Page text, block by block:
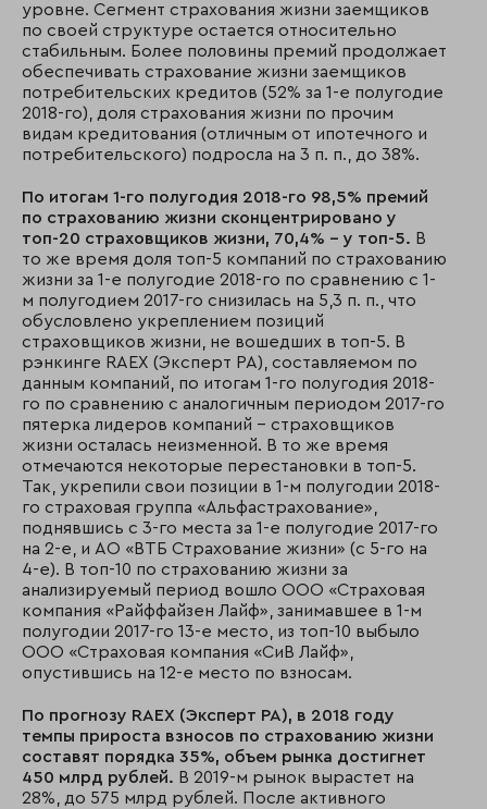
уровне. Сегмент страхования жизни заемщиков
по своей структуре остается относительно
стабильным. Более половины премий продолжает
обеспечивать страхование жизни заемщиков
потребительских кредитов (52% за 1-е полугодие
2018-го), доля страхования жизни по прочим
видам кредитования (отличным от ипотечного и
потребительского) подросла на 3 п. п., до 38%.
По итогам 1-го полугодия 2018-го 98,5% премий
по страхованию жизни сконцентрировано у
топ-20 страховщиков жизни, 70,4% – у топ-5. В
то же время доля топ-5 компаний по страхованию
жизни за 1-е полугодие 2018-го по сравнению с 1-
м полугодием 2017-го снизилась на 5,3 п. п., что
обусловлено укреплением позиций
страховщиков жизни, не вошедших в топ-5. В
рэнкинге RAEX (Эксперт РА), составляемом по
данным компаний, по итогам 1-го полугодия 2018-
го по сравнению с аналогичным периодом 2017-го
пятерка лидеров компаний – страховщиков
жизни осталась неизменной. В то же время
отмечаются некоторые перестановки в топ-5.
Так, укрепили свои позиции в 1-м полугодии 2018-
го страховая группа «Альфастрахование»,
поднявшись с 3-го места за 1-е полугодие 2017-го
на 2-е, и АО «ВТБ Страхование жизни» (с 5-го на
4-е). В топ-10 по страхованию жизни за
анализируемый период вошло ООО «Страховая
компания «Райффайзен Лайф», занимавшее в 1-м
полугодии 2017-го 13-е место, из топ-10 выбыло
ООО «Страховая компания «СиВ Лайф»,
опустившись на 12-е место по взносам.
По прогнозу RAEX (Эксперт РА), в 2018 году
темпы прироста взносов по страхованию жизни
составят порядка 35%, объем рынка достигнет
450 млрд рублей. В 2019-м рынок вырастет на
28%, до 575 млрд рублей. После активного